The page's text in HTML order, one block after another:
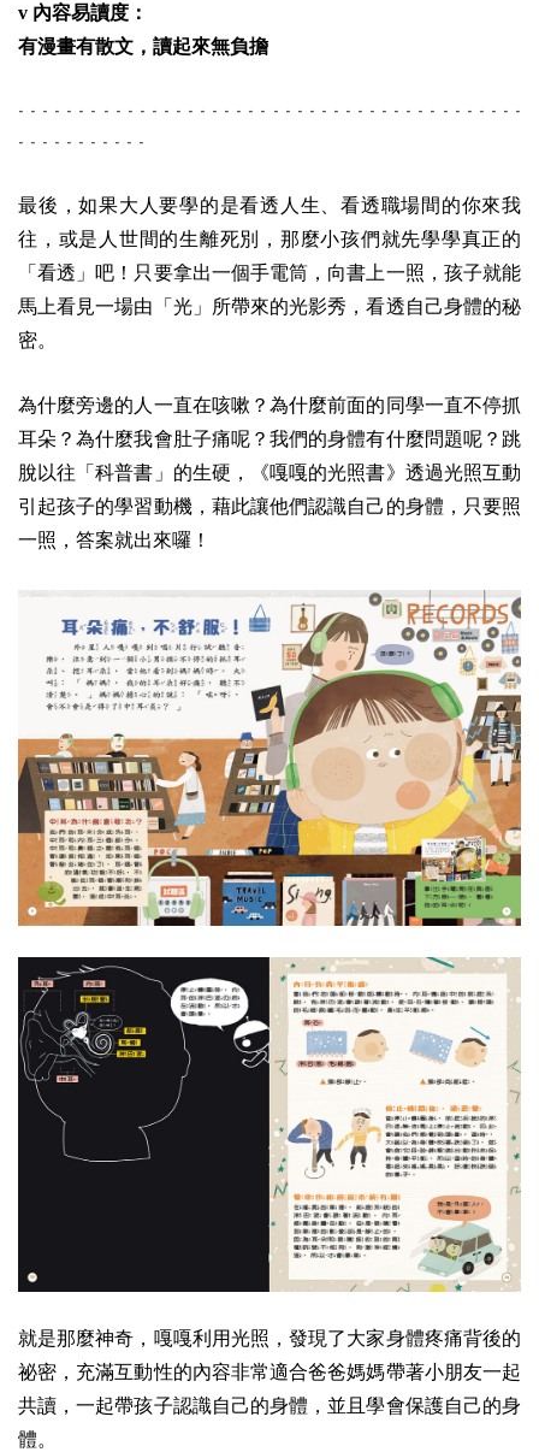
v 內容易讀度：
有漫畫有散文，讀起來無負擔
- - - - - - - - - - - - - - - - - - - - - - - - - - - - - - - - - - - - - - - - - -
- - - - - - - - - - -
最後，如果大人要學的是看透人生、看透職場間的你來我
往，或是人世間的生離死別，那麼小孩們就先學學真正的
「看透」吧！只要拿出一個手電筒，向書上一照，孩子就能
馬上看見一場由「光」所帶來的光影秀，看透自己身體的秘
密。
為什麼旁邊的人一直在咳嗽？為什麼前面的同學一直不停抓
耳朵？為什麼我會肚子痛呢？我們的身體有什麼問題呢？跳
脫以往「科普書」的生硬，《嘎嘎的光照書》透過光照互動
引起孩子的學習動機，藉此讓他們認識自己的身體，只要照
一照，答案就出來囉！
就是那麼神奇，嘎嘎利用光照，發現了大家身體疼痛背後的
祕密，充滿互動性的內容非常適合爸爸媽媽帶著小朋友一起
共讀，一起帶孩子認識自己的身體，並且學會保護自己的身
體。